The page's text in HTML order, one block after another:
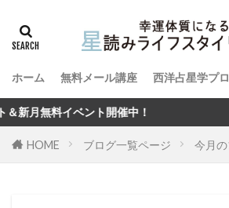
ホーム 無料メール講座 西洋占星学プ
HOME ブログ一覧ページ 今月